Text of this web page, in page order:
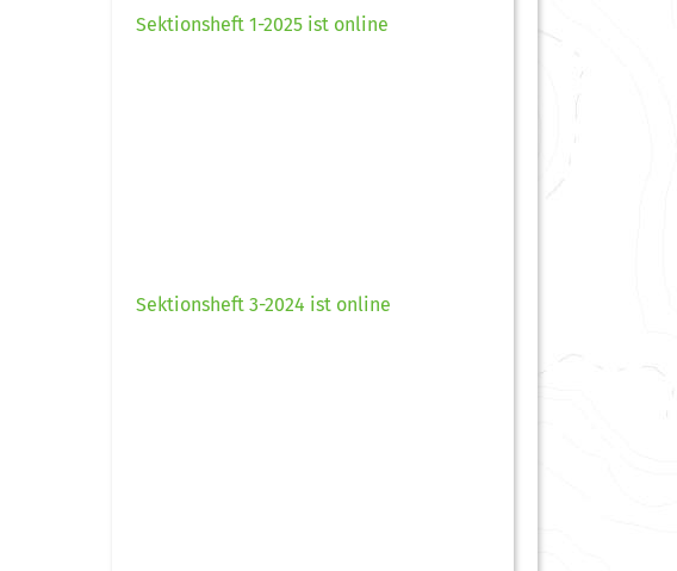
Sektionsheft 1-2025 ist online
Sektionsheft 3-2024 ist online